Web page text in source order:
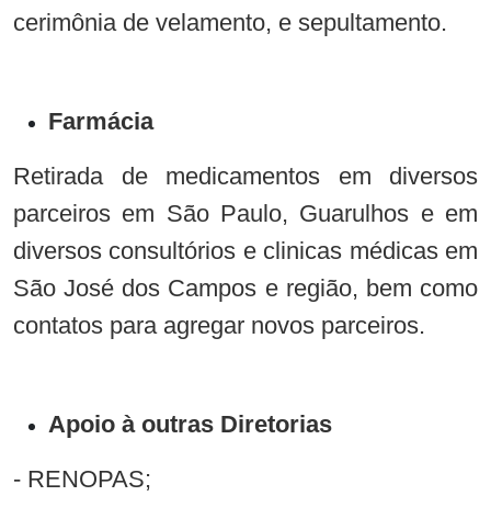
cerimônia de velamento, e sepultamento.
Farmácia
Retirada de medicamentos em diversos
parceiros em São Paulo, Guarulhos e em
diversos consultórios e clinicas médicas em
São José dos Campos e região, bem como
contatos para agregar novos parceiros.
Apoio à outras Diretorias
- RENOPAS;